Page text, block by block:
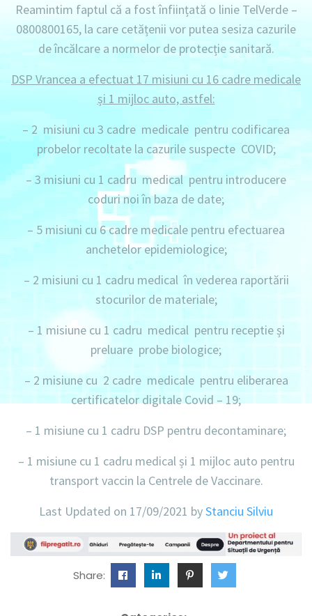
Reamintim faptul că a fost înființată o linie TelVerde –
0800800165, la care cetățenii vor putea sesiza cazurile
de încălcare a normelor de protecție sanitară.
DSP Vrancea a efectuat 17 misiuni cu 16 cadre medicale
și 1 mijloc auto, astfel:
– 2 misiuni cu 3 cadre medicale pentru codificarea
probelor recoltate la cazurile suspecte COVID;
– 3 misiuni cu 1 cadru medicalpentru introducere
coduri noi în baza de date;
– 5 misiuni cu6 cadre medicale pentru efectuarea
anchetelor epidemiologice;
– 2 misiuni cu 1 cadru medicalîn vederea raportării
stocurilor de materiale;
– 1 misiunecu 1 cadru medicalpentru receptie și
preluare probe biologice;
– 2 misiunecu 2 cadre medicalepentru eliberarea
certificatelor digitale Covid – 19;
– 1 misiune cu 1 cadru DSP pentru decontaminare;
– 1 misiunecu 1 cadru medical și 1 mijloc auto pentru
transport vaccin la Centrele de Vaccinare.
Last Updated on 17/09/2021 byStanciu Silviu
Share: